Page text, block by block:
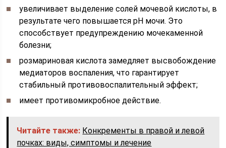
увеличивает выделение солей мочевой кислоты, в
результате чего повышается pH мочи. Это
способствует предупреждению мочекаменной
болезни;
розмариновая кислота замедляет высвобождение
медиаторов воспаления, что гарантирует
стабильный противовоспалительный эффект;
имеет противомикробное действие.
Читайте также: Конкременты в правой и левой
почках: виды, симптомы и лечение